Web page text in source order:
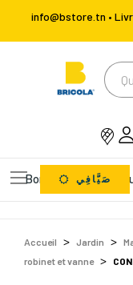
info@bstore.tn •
Bons Plansصَيَّافِي
Accueil Jardin
robinet et vanne